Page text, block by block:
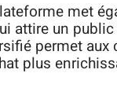
met
attire un
permet aux
plus